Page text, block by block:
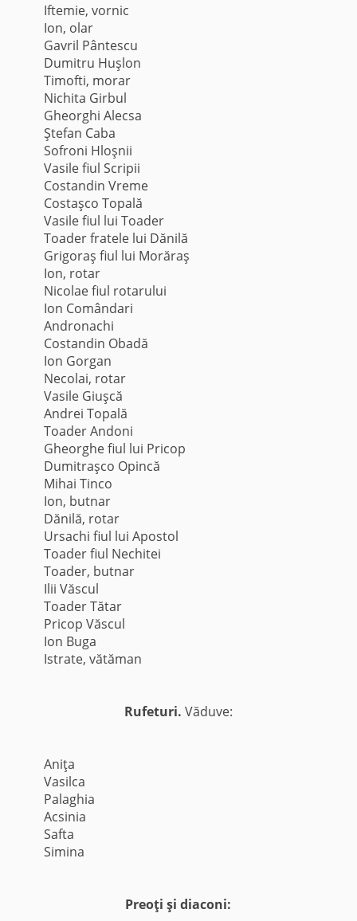
Iftemie, vornic
Ion, olar
Gavril Pântescu
Dumitru Huşlon
Timofti, morar
Nichita Girbul
Gheorghi Alecsa
Ştefan Caba
Sofroni Hloşnii
Vasile fiul Scripii
Costandin Vreme
Costaşco Topală
Vasile fiul lui Toader
Toader fratele lui Dănilă
Grigoraş fiul lui Morăraş
Ion, rotar
Nicolae fiul rotarului
Ion Comândari
Andronachi
Costandin Obadă
Ion Gorgan
Necolai, rotar
Vasile Giuşcă
Andrei Topală
Toader Andoni
Gheorghe fiul lui Pricop
Dumitraşco Opincă
Mihai Tinco
Ion, butnar
Dănilă, rotar
Ursachi fiul lui Apostol
Toader fiul Nechitei
Toader, butnar
Ilii Văscul
Toader Tătar
Pricop Văscul
Ion Buga
Istrate, vătăman
Rufeturi. Văduve:
Aniţa
Vasilca
Palaghia
Acsinia
Safta
Simina
Preoţi şi diaconi: